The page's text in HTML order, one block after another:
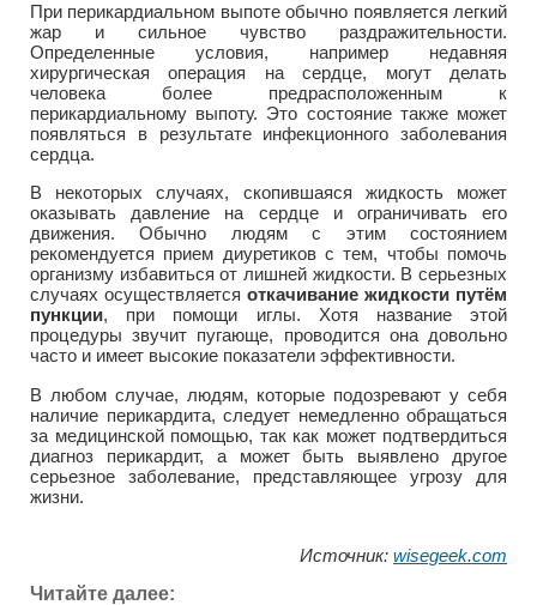
При перикардиальном выпоте обычно появляется легкий
жар и сильное чувство раздражительности.
Определенные условия, например недавняя
хирургическая операция на сердце, могут делать
человека более предрасположенным к
перикардиальному выпоту. Это состояние также может
появляться в результате инфекционного заболевания
сердца.
В некоторых случаях, скопившаяся жидкость может
оказывать давление на сердце и ограничивать его
движения. Обычно людям с этим состоянием
рекомендуется прием диуретиков с тем, чтобы помочь
организму избавиться от лишней жидкости. В серьезных
случаях осуществляется откачивание жидкости путём
пункции, при помощи иглы. Хотя название этой
процедуры звучит пугающе, проводится она довольно
часто и имеет высокие показатели эффективности.
В любом случае, людям, которые подозревают у себя
наличие перикардита, следует немедленно обращаться
за медицинской помощью, так как может подтвердиться
диагноз перикардит, а может быть выявлено другое
серьезное заболевание, представляющее угрозу для
жизни.
Источник: wisegeek.com
Читайте далее: